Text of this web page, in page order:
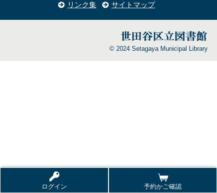
ログイン 予約かご確認
リンク集
サイトマップ
© 2024 Setagaya Municipal Library